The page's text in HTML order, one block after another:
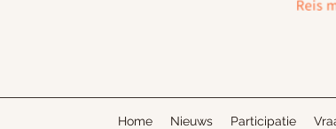
Home Nieuws Participatie